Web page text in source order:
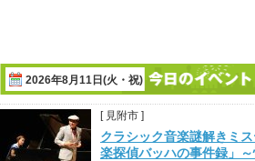
2026年8月11日(火・祝)
[ 見附市 ]
クラシック音楽謎解きミ
楽探偵バッハの事件録」